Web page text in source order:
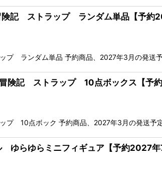
記 ストラップ ランダム単品【予約
ランダム単品 予約商品、2027年3月の発送
険記 ストラップ 10点ボックス【予約
10点ボック 予約商品、2027年3月の発送予
らゆらミニフィギュア【予約2027年